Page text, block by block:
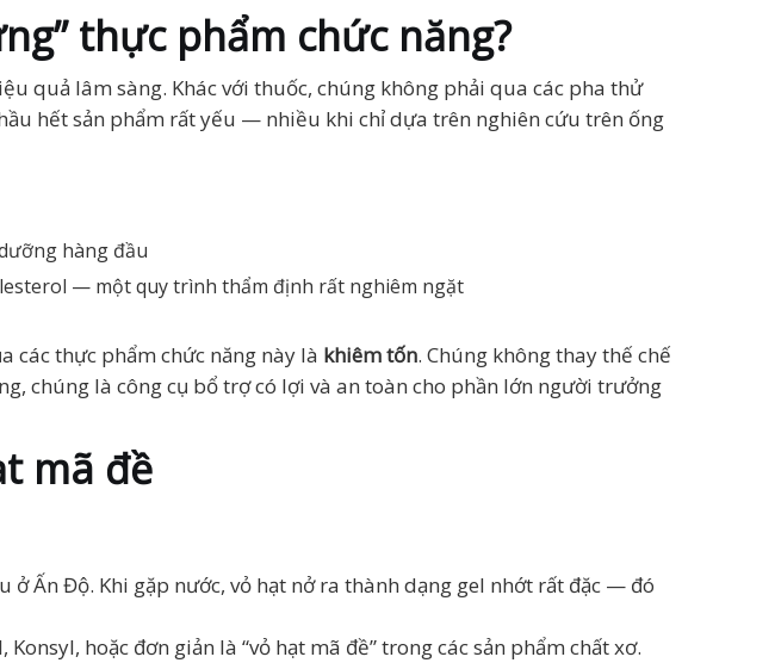
thực phẩm chức năng?
quả lâm sàng. Khác với thuốc, chúng không phải qua các pha thử
hết sản phẩm rất yếu — nhiều khi chỉ dựa trên nghiên cứu trên ống
hàng đầu
— một quy trình thẩm định rất nghiêm ngặt
các thực phẩm chức năng này là khiêm tốn. Chúng không thay thế chế
chúng là công cụ bổ trợ có lợi và an toàn cho phần lớn người trưởng
mã đề
Ấn Độ. Khi gặp nước, vỏ hạt nở ra thành dạng gel nhớt rất đặc — đó
hoặc đơn giản là “vỏ hạt mã đề” trong các sản phẩm chất xơ.